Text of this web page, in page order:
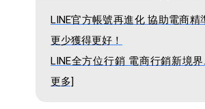
LINE官方帳號再進化 協助電商精
更少獲得更好！
LINE全方位行銷 電商行銷新境
更多]